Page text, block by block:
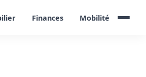
Finances Mobilité